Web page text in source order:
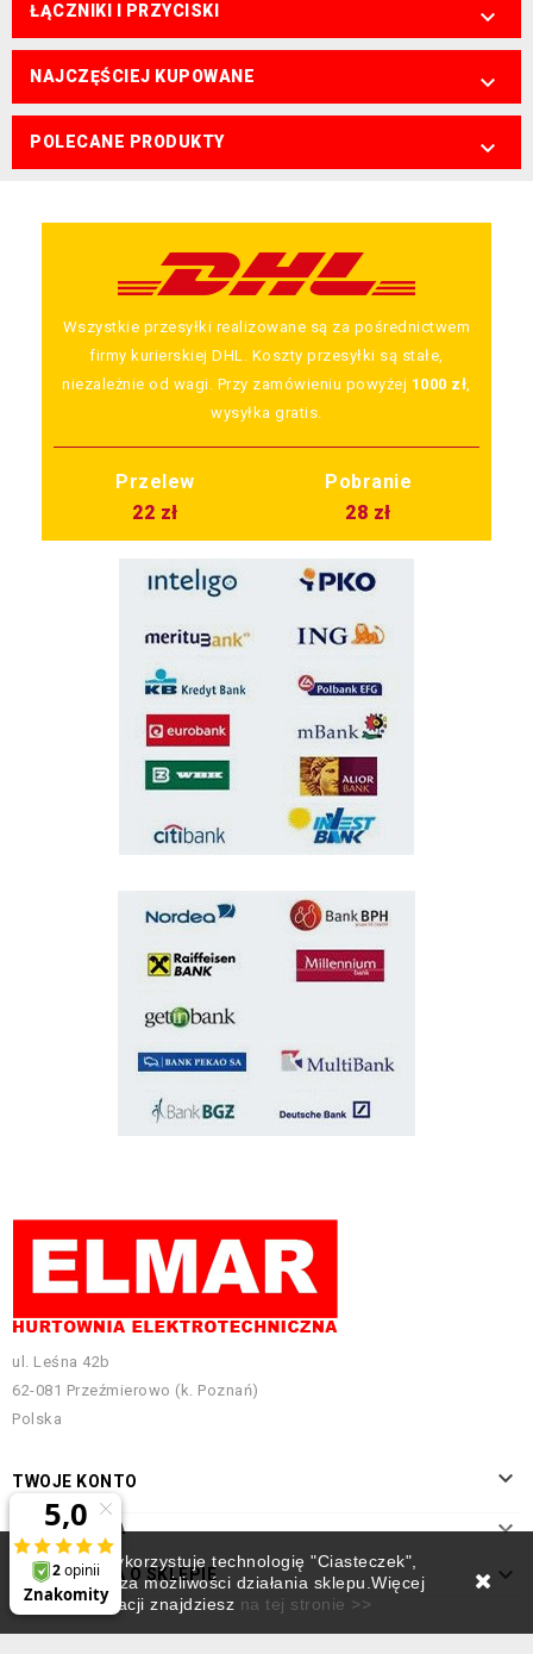
Ten sklep wykorzystuje technologię "Ciasteczek",
która rozszerza możliwości działania sklepu.Więcej
informacji znajdziesz na tej stronie >>
ŁĄCZNIKI I PRZYCISKI 
NAJCZĘŚCIEJ KUPOWANE 
POLECANE PRODUKTY 
Wszystkie przesyłki realizowane są za pośrednictwem
firmy kurierskiej DHL. Koszty przesyłki są stałe,
niezależnie od wagi. Przy zamówieniu powyżej 1000 zł
wysyłka gratis.
Przelew
Pobranie
22 zł
28 zł
ul. Leśna 42b
62-081 Przeźmierowo (k. Poznań)
Polska
TWOJE KONTO 
INFORMACJA 
INFORMACJA O SKLEPIE 